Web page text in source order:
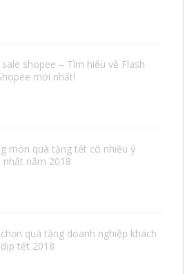
sale shopee – Tìm hiểu về Flash
mới nhất!
món quà tặng tết có nhiều ý
nhất năm 2018
quà tặng doanh nghiệp khách
tết 2018